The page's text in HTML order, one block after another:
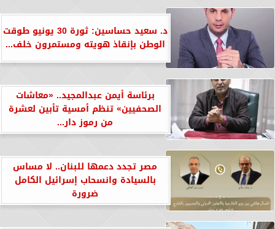
د. سعيد حساسين: ثورة 30 يونيو طوقت
الوطن بإنقاذ هويته ومستمرون خلف...
برئاسة أيمن عبدالمجيد.. «معاشات
الصحفيين» تنظم أمسية تأبين لعشرة
من رموز دار...
مصر تجدد دعمها للبنان.. لا مساس
بالسيادة وانسحاب إسرائيل الكامل
ضرورة